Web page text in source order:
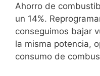
Ahorro de
un 14%.
conseguimos bajar
la misma potencia,
consumo de